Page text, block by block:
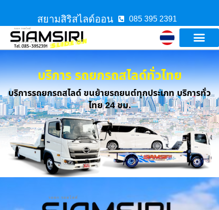
สยามสิริสไลด์ออน 085 395 2391
บริการ รถยกรถสไลด์ทั่วไทย
บริการรถยกรถสไลด์ ขนย้ายรถยนต์ทุกประเภท บริการทั่ว
ไทย 24 ชม.